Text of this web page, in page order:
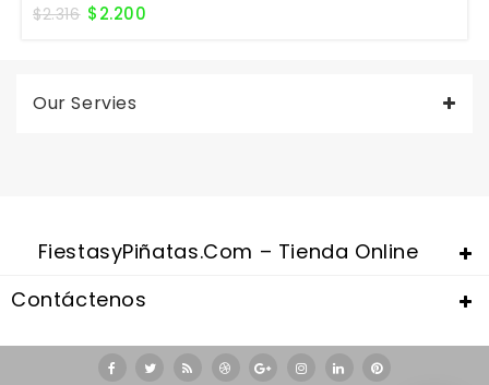
$2.316 $2.200
Our Servies
FiestasyPiñatas.com – Tienda Online
Contáctenos